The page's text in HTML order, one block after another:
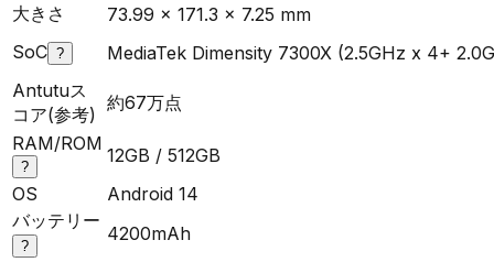
大きさ
73.99 x 171.3 x 7.25 mm
SoC ?
MediaTek Dimensity 7300X (2.5GHz x 4+
Antutuス
コア(参考)
約67万点
RAM/ROM
?
12GB / 512GB
OS
Android 14
バッテリー
?
4200mAh